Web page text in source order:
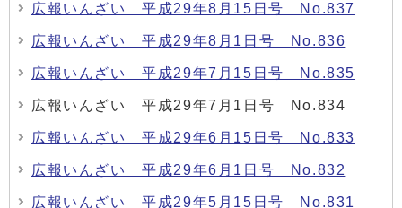
広報いんざい 平成29年8月15日号 No.837
広報いんざい 平成29年8月1日号 No.836
広報いんざい 平成29年7月15日号 No.835
広報いんざい 平成29年7月1日号 No.834
広報いんざい 平成29年6月15日号 No.833
広報いんざい 平成29年6月1日号 No.832
広報いんざい 平成29年5月15日号 No.831